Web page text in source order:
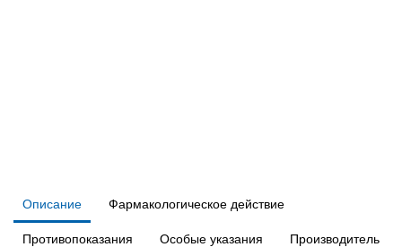
Описание Фармакологическое действие
Противопоказания Особые указания Производитель